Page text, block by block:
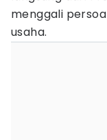
menggali
usaha.